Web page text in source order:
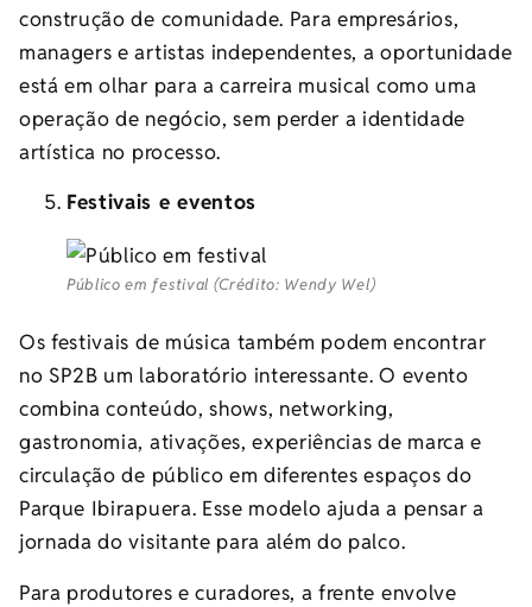
construção de comunidade. Para empresários,
managers e artistas independentes, a oportunidade
está em olhar para a carreira musical como uma
operação de negócio, sem perder a identidade
artística no processo.
Festivais e eventos
Público em festival (Crédito: Wendy Wel)
Os festivais de música também podem encontrar
no SP2B um laboratório interessante. O evento
combina conteúdo, shows, networking,
gastronomia, ativações, experiências de marca e
circulação de público em diferentes espaços do
Parque Ibirapuera. Esse modelo ajuda a pensar a
jornada do visitante para além do palco.
Para produtores e curadores, a frente envolve